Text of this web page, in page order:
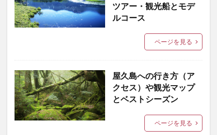
ツアー・観光船とモデ
ルコース
ページを見る
屋久島への行き方（ア
クセス）や観光マップ
とベストシーズン
ページを見る